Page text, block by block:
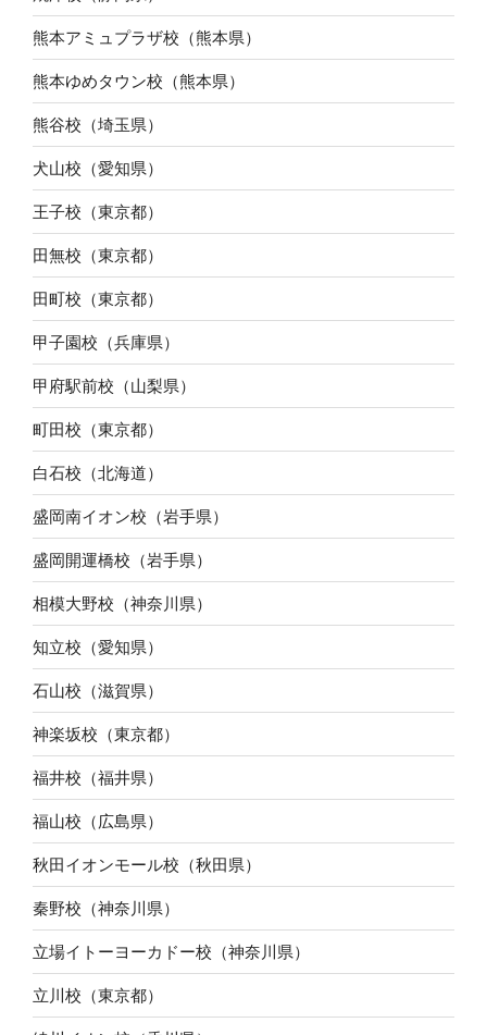
熊本アミュプラザ校（熊本県）
熊本ゆめタウン校（熊本県）
熊谷校（埼玉県）
犬山校（愛知県）
王子校（東京都）
田無校（東京都）
田町校（東京都）
甲子園校（兵庫県）
甲府駅前校（山梨県）
町田校（東京都）
白石校（北海道）
盛岡南イオン校（岩手県）
盛岡開運橋校（岩手県）
相模大野校（神奈川県）
知立校（愛知県）
石山校（滋賀県）
神楽坂校（東京都）
福井校（福井県）
福山校（広島県）
秋田イオンモール校（秋田県）
秦野校（神奈川県）
立場イトーヨーカドー校（神奈川県）
立川校（東京都）